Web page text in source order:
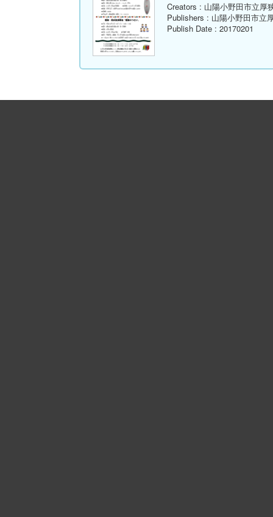
Creators : 山陽小野田市立厚
Publishers : 山陽小野田市立
Publish Date : 20170201